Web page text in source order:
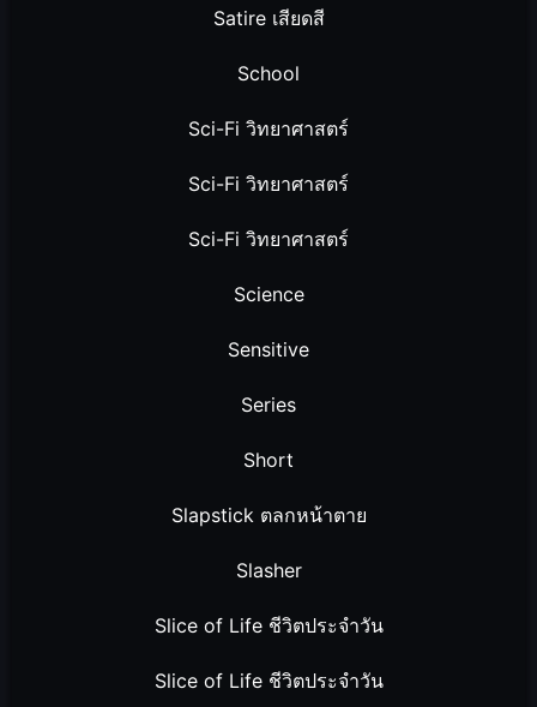
Satire เสียดสี
School
Sci-Fi วิทยาศาสตร์
Sci-Fi วิทยาศาสตร์
Sci-Fi วิทยาศาสตร์
Science
Sensitive
Series
Short
Slapstick ตลกหน้าตาย
Slasher
Slice of Life ชีวิตประจำวัน
Slice of Life ชีวิตประจำวัน